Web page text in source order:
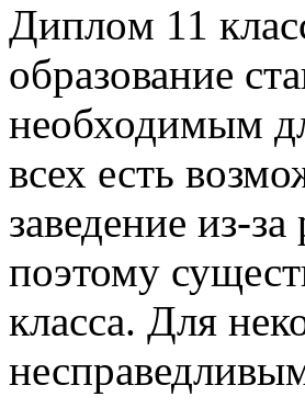
Диплoм 11
образование
необходимым
всех есть
заведение из-
поэтому
класса. Для